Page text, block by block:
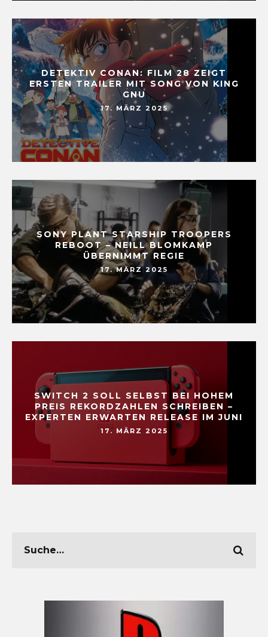
DETEKTIV CONAN: FILM 28 ZEIGT
ERSTEN TRAILER MIT SONG VON KING
GNU
17. MÄRZ 2025
SONY PLANT STARSHIP TROOPERS
REBOOT – NEILL BLOMKAMP
ÜBERNIMMT REGIE
17. MÄRZ 2025
SWITCH 2 SOLL SELBST BEI HOHEM
PREIS REKORDZAHLEN SCHREIBEN –
EXPERTEN ERWARTEN RELEASE IM JUNI
17. MÄRZ 2025